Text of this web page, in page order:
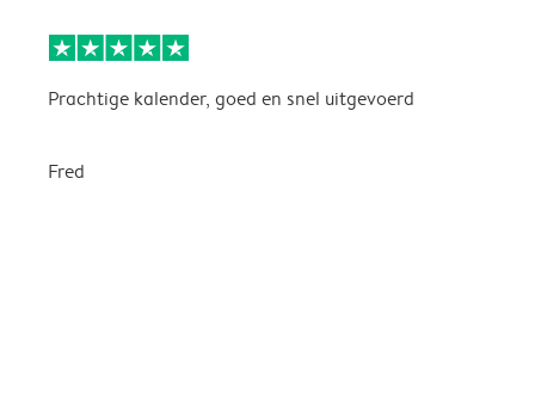
Prachtige kalender, goed en snel uitgevoerd
Fred